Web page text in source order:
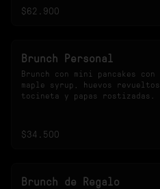
$62.900
Brunch Personal
Brunch con mini pancakes con
maple syrup, huevos revueltos,
tocineta y papas rostizadas.
$34.500
Brunch de Regalo